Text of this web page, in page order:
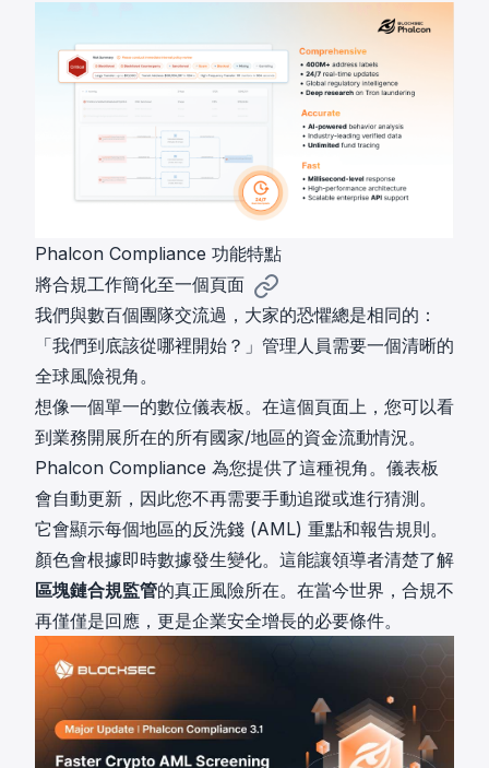
Phalcon Compliance 功能特點
將合規工作簡化至一個頁面
我們與數百個團隊交流過，大家的恐懼總是相同的：
「我們到底該從哪裡開始？」管理人員需要一個清晰的
全球風險視角。
想像一個單一的數位儀表板。在這個頁面上，您可以看
到業務開展所在的所有國家/地區的資金流動情況。
Phalcon Compliance 為您提供了這種視角。儀表板
會自動更新，因此您不再需要手動追蹤或進行猜測。
它會顯示每個地區的反洗錢 (AML) 重點和報告規則。
顏色會根據即時數據發生變化。這能讓領導者清楚了解
區塊鏈合規監管的真正風險所在。在當今世界，合規不
再僅僅是回應，更是企業安全增長的必要條件。